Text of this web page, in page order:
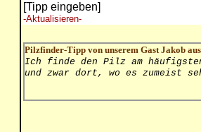
[Tipp eingeben]
-Aktualisieren-
Pilzfinder-Tipp von unserem Gast Jakob
Ich finde den Pilz am
und zwar dort, wo es zumeist